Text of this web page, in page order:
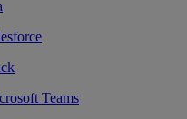
Teams